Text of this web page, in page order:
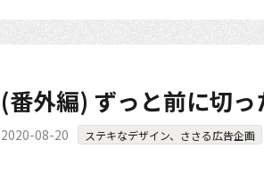
(番外編) ずっと前に切
2020-08-20 ステキなデザイン、ささる広告企画